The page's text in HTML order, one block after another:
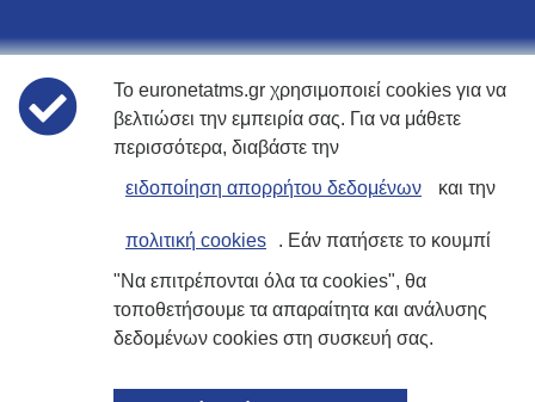
Πολιτικές
Όροι χρήσης
Πολιτική Cookies
Ιστοσελίδα επενδυτών
Το euronetatms.gr χρησιμοποιεί cookies για να
βελτιώσει την εμπειρία σας. Για να μάθετε
περισσότερα, διαβάστε την
ειδοποίηση απορρήτου δεδομένων
και την
πολιτική cookies
. Εάν πατήσετε το κουμπί
"Να επιτρέπονται όλα τα cookies", θα
τοποθετήσουμε τα απαραίτητα και ανάλυσης
δεδομένων cookies στη συσκευή σας.